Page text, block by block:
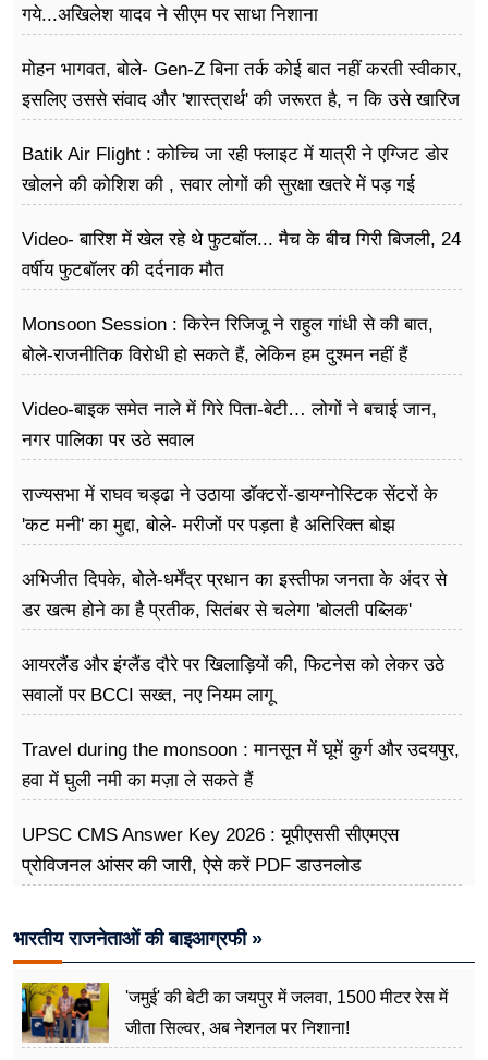
गये...अखिलेश यादव ने सीएम पर साधा​ निशाना
मोहन भागवत, बोले- Gen-Z बिना तर्क कोई बात नहीं करती स्वीकार,
इसलिए उससे संवाद और 'शास्त्रार्थ' की जरूरत है, न कि उसे खारिज
Batik Air Flight : कोच्चि जा रही फ्लाइट में यात्री ने एग्जिट डोर
खोलने की कोशिश की , सवार लोगों की सुरक्षा खतरे में पड़ गई
Video- बारिश में खेल रहे थे फुटबॉल... मैच के बीच गिरी बिजली, 24
वर्षीय फुटबॉलर की दर्दनाक मौत
Monsoon Session : किरेन रिजिजू ने राहुल गांधी से की बात,
बोले-राजनीतिक विरोधी हो सकते हैं, लेकिन हम दुश्मन नहीं हैं
Video-बाइक समेत नाले में गिरे पिता-बेटी… लोगों ने बचाई जान,
नगर पालिका पर उठे सवाल
राज्यसभा में राघव चड्ढा ने उठाया डॉक्टरों-डायग्नोस्टिक सेंटरों के
'कट मनी' का मुद्दा, बोले- मरीजों पर पड़ता है अ​तिरिक्त बोझ
अभिजीत दिपके, बोले-धर्मेंद्र प्रधान का इस्तीफा जनता के अंदर से
डर खत्म होने का है प्रतीक, सितंबर से चलेगा 'बोलती पब्लिक'
आयरलैंड और इंग्लैंड दौरे पर खिलाड़ियों की, फिटनेस को लेकर उठे
सवालों पर BCCI सख्त, नए नियम लागू
Travel during the monsoon : मानसून में घूमें कुर्ग और उदयपुर,
हवा में घुली नमी का मज़ा ले सकते हैं
UPSC CMS Answer Key 2026 : यूपीएससी सीएमएस
प्रोविजनल आंसर की जारी, ऐसे करें PDF डाउनलोड
भारतीय राजनेताओं की बाइआग्रफी »
'जमुई' की बेटी का जयपुर में जलवा, 1500 मीटर रेस में
जीता सिल्वर, अब नेशनल पर निशाना!